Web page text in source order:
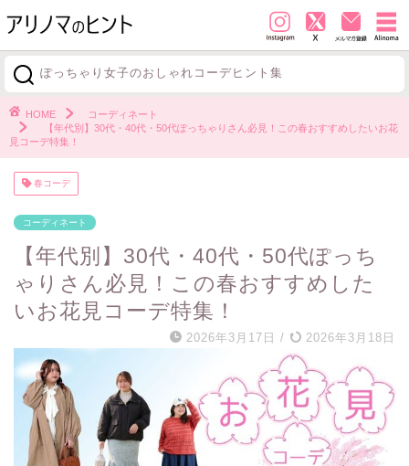
ぽっちゃり女子のおしゃれコーデヒント集
HOME
コーディネート
【年代別】30代・40代・50代ぽっちゃりさん必見！この春おすすめしたいお花
見コーデ特集！
春コーデ
コーディネート
【年代別】30代・40代・50代ぽっち
ゃりさん必見！この春おすすめした
いお花見コーデ特集！
2026年3月17日 / 2026年3月18日